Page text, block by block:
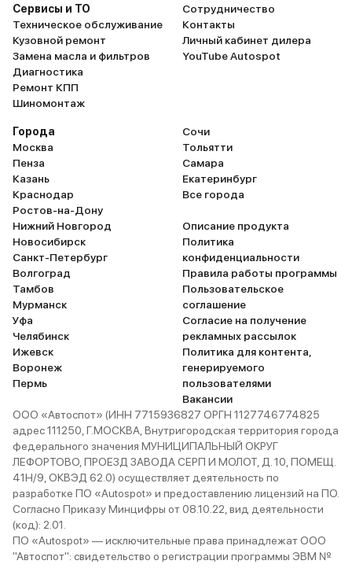
Сервисы и ТО
Техническое обслуживание
Кузовной ремонт
Замена масла и фильтров
Диагностика
Ремонт КПП
Шиномонтаж
Сотрудничество
Контакты
Личный кабинет дилера
YouTube Autospot
Города
Москва
Пенза
Казань
Краснодар
Ростов-на-Дону
Нижний Новгород
Новосибирск
Санкт-Петербург
Волгоград
Тамбов
Мурманск
Уфа
Челябинск
Ижевск
Воронеж
Пермь
Сочи
Тольятти
Самара
Екатеринбург
Все города
Описание продукта
Политика
конфиденциальности
Правила работы программы
Пользовательское
соглашение
Согласие на получение
рекламных рассылок
Политика для контента,
генерируемого
пользователями
Вакансии
ООО «Автоспот» (ИНН 7715936827 ОРГН 1127746774825
адрес 111250, Г.МОСКВА, Внутригородская территория города
федерального значения МУНИЦИПАЛЬНЫЙ ОКРУГ
ЛЕФОРТОВО, ПРОЕЗД ЗАВОДА СЕРП И МОЛОТ, Д. 10, ПОМЕЩ.
41Н/9, ОКВЭД 62.0) осуществляет деятельность по
разработке ПО «Autospot» и предоставлению лицензий на ПО.
Согласно Приказу Минцифры от 08.10.22, вид деятельности
(код): 2.01.
ПО «Autospot» — исключительные права принадлежат ООО
"Автоспот": свидетельство о регистрации программы ЭВМ №